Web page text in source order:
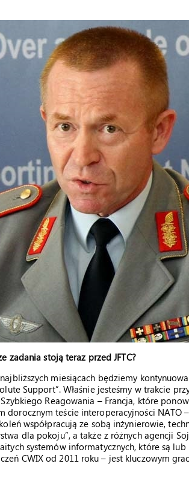
zadania stoją teraz przed JFTC?
miesiącach będziemy
Support”. Właśnie jesteśmy w trakcie
Reagowania – Francja, które
dorocznym teście interoperacyjności
współpracują ze sobą inżynierowie,
dla pokoju”, a także z różnych agencji
systemów informatycznych, które są
CWIX od 2011 roku – jest kluczowym